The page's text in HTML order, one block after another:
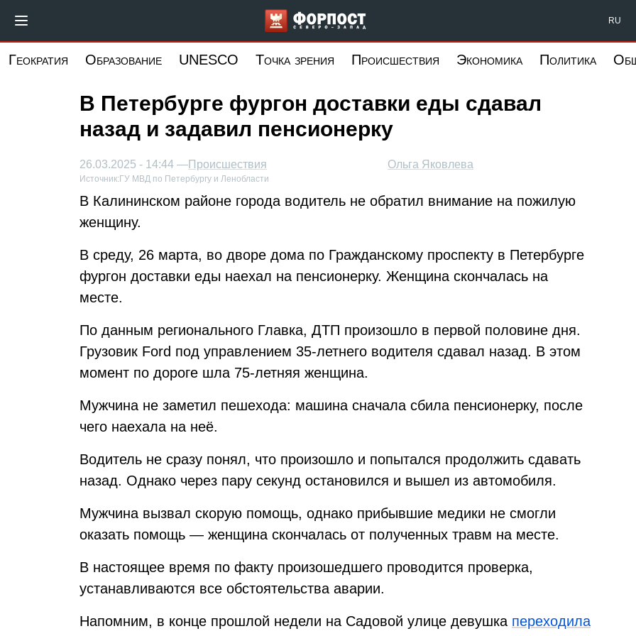
основному
Форпост Северо-Запад RU
Геократия Образование UNESCO Точка зрения Происшествия Экономика Политика
В Петербурге фургон доставки еды сдавал
назад и задавил пенсионерку
Ольга Яковлева
26.03.2025 - 14:44 —Происшествия
Источник: ГУ МВД по Петербургу и Ленобласти
В Калининском районе города водитель не обратил внимание на пожилую
женщину.
В среду, 26 марта, во дворе дома по Гражданскому проспекту в Петербурге
фургон доставки еды наехал на пенсионерку. Женщина скончалась на
месте.
По данным регионального Главка, ДТП произошло в первой половине дня.
Грузовик Ford под управлением 35-летнего водителя сдавал назад. В этом
момент по дороге шла 75-летняя женщина.
Мужчина не заметил пешехода: машина сначала сбила пенсионерку, после
чего наехала на неё.
Водитель не сразу понял, что произошло и попытался продолжить сдавать
назад. Однако через пару секунд остановился и вышел из автомобиля.
Мужчина вызвал скорую помощь, однако прибывшие медики не смогли
оказать помощь — женщина скончалась от полученных травм на месте.
В настоящее время по факту произошедшего проводится проверка,
устанавливаются все обстоятельства аварии.
Напомним, в конце прошлой недели на Садовой улице девушка переходила